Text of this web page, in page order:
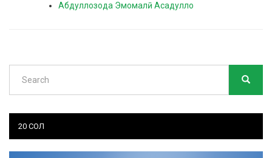
Абдуллозода Эмомалӣ Асадулло
Search
20 СОЛ